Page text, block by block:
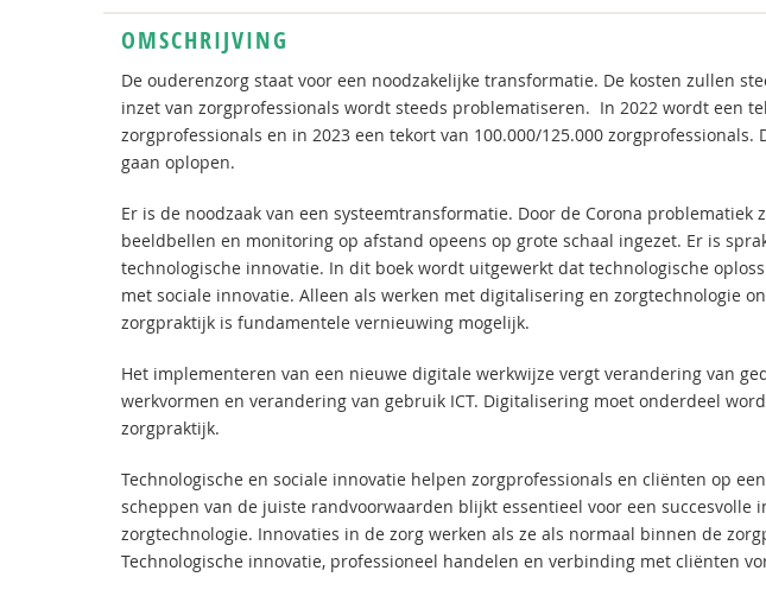
OMSCHRIJVING
De ouderenzorg staat voor een noodzakelijke transformatie. De kosten zullen
inzet van zorgprofessionals wordt steeds problematiseren. In 2022 wordt een
zorgprofessionals en in 2023 een tekort van 100.000/125.000 zorgprofessionals.
gaan oplopen.
Er is de noodzaak van een systeemtransformatie. Door de Corona problematiek
beeldbellen en monitoring op afstand opeens op grote schaal ingezet. Er is
technologische innovatie. In dit boek wordt uitgewerkt dat technologische
met sociale innovatie. Alleen als werken met digitalisering en zorgtechnologie
zorgpraktijk is fundamentele vernieuwing mogelijk.
Het implementeren van een nieuwe digitale werkwijze vergt verandering van
werkvormen en verandering van gebruik ICT. Digitalisering moet onderdeel
zorgpraktijk.
Technologische en sociale innovatie helpen zorgprofessionals en cliënten op
scheppen van de juiste randvoorwaarden blijkt essentieel voor een succesvolle
zorgtechnologie. Innovaties in de zorg werken als ze als normaal binnen de
Technologische innovatie, professioneel handelen en verbinding met cliënten